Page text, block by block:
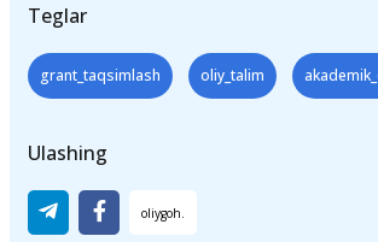
Teglar
grant_taqsimlash oliy_talim
Ulashing